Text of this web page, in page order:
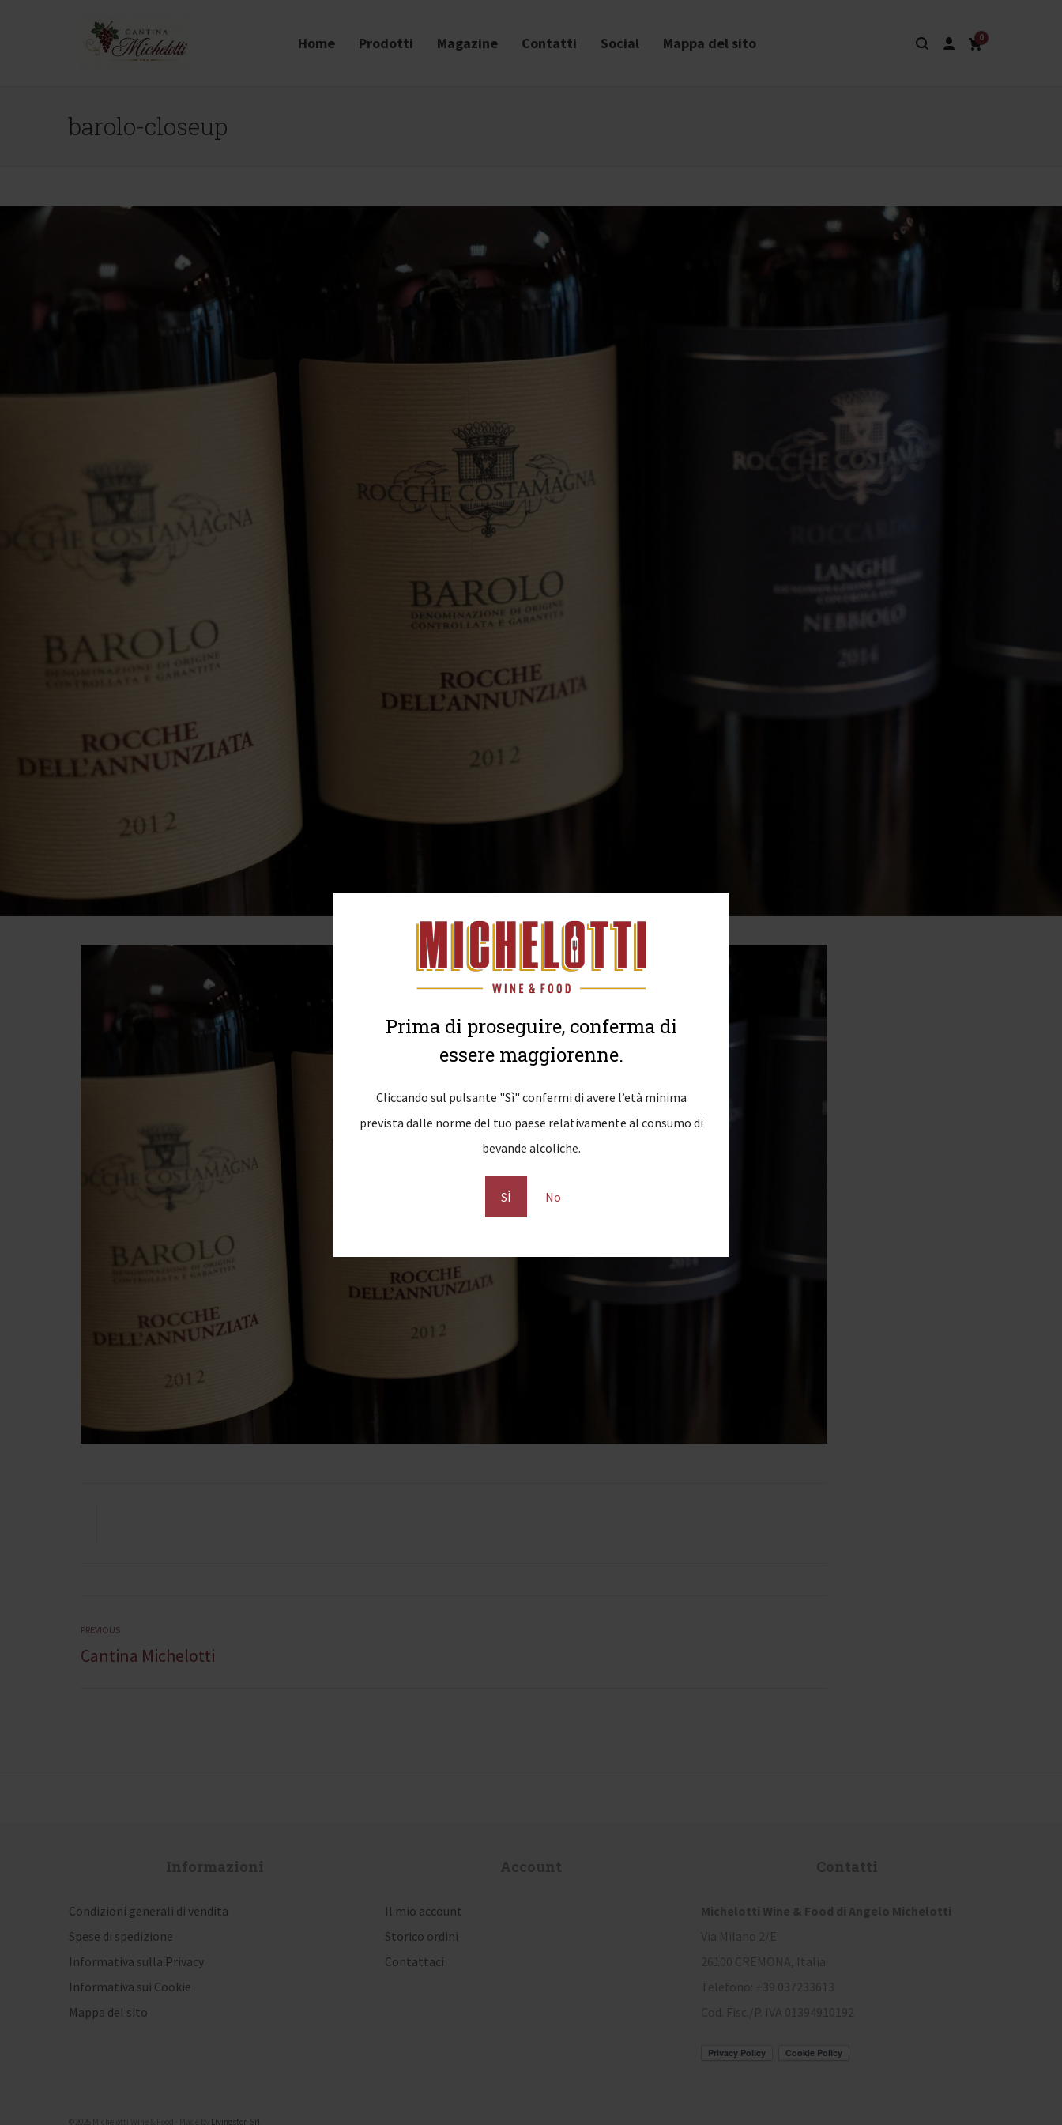
Prima di proseguire, conferma di
essere maggiorenne.
Cliccando sul pulsante "Sì" confermi di avere l’età minima
prevista dalle norme del tuo paese relativamente al consumo di
bevande alcoliche.
SÌ No
Home Prodotti Magazine Contatti Social Mappa del sito 0
barolo-closeup
Navigazione
articoli
PREVIOUSPrevious
post:
Cantina Michelotti
Informazioni
Condizioni generali di vendita
Spese di spedizione
Informativa sulla Privacy
Informativa sui Cookie
Mappa del sito
Account
Il mio account
Storico ordini
Contattaci
Contatti
Michelotti Wine & Food di Angelo Michelotti
Via Milano 2/E
26100 CREMONA, Italia
Telefono: +39 037233613
Cod. Fisc./P. IVA 01394910192
©2026 Michelotti Wine & Food · Made by Livingston Srl